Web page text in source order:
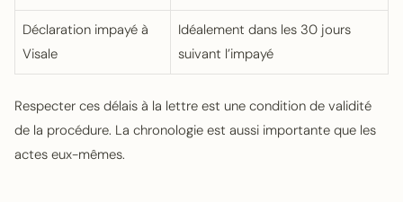
Déclaration impayé à
Visale
Idéalement dans les 30 jours
suivant l’impayé
Respecter ces délais à la lettre est une condition de validité
de la procédure. La chronologie est aussi importante que les
actes eux-mêmes.